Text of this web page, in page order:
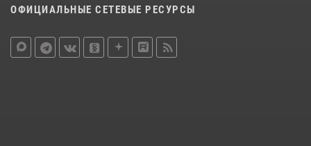
ОФИЦИАЛЬНЫЕ СЕТЕВЫЕ РЕСУРСЫ